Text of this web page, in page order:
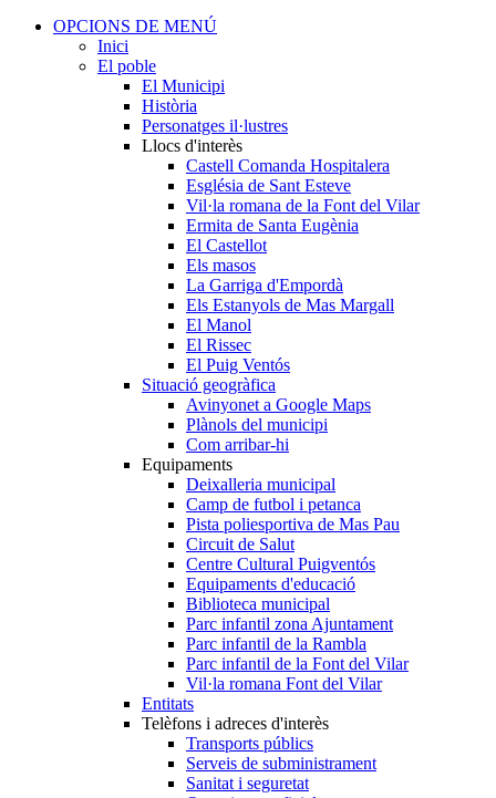
OPCIONS DE MENÚ
Inici
El poble
El Municipi
Història
Personatges il·lustres
Llocs d'interès
Castell Comanda Hospitalera
Església de Sant Esteve
Vil·la romana de la Font del Vilar
Ermita de Santa Eugènia
El Castellot
Els masos
La Garriga d'Empordà
Els Estanyols de Mas Margall
El Manol
El Rissec
El Puig Ventós
Situació geogràfica
Avinyonet a Google Maps
Plànols del municipi
Com arribar-hi
Equipaments
Deixalleria municipal
Camp de futbol i petanca
Pista poliesportiva de Mas Pau
Circuit de Salut
Centre Cultural Puigventós
Equipaments d'educació
Biblioteca municipal
Parc infantil zona Ajuntament
Parc infantil de la Rambla
Parc infantil de la Font del Vilar
Vil·la romana Font del Vilar
Entitats
Telèfons i adreces d'interès
Transports públics
Serveis de subministrament
Sanitat i seguretat